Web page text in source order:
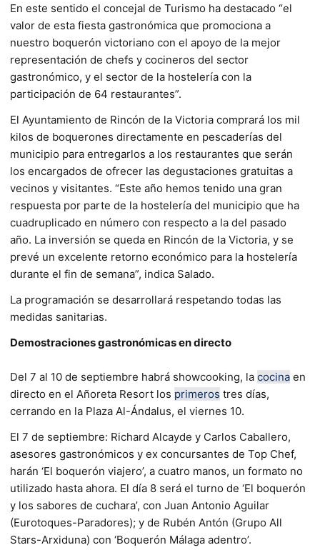
En este sentido el concejal de Turismo ha destacado “el
valor de esta fiesta gastronómica que promociona a
nuestro boquerón victoriano con el apoyo de la mejor
representación de chefs y cocineros del sector
gastronómico, y el sector de la hostelería con la
participación de 64 restaurantes”.
El Ayuntamiento de Rincón de la Victoria comprará los mil
kilos de boquerones directamente en pescaderías del
municipio para entregarlos a los restaurantes que serán
los encargados de ofrecer las degustaciones gratuitas a
vecinos y visitantes. “Este año hemos tenido una gran
respuesta por parte de la hostelería del municipio que ha
cuadruplicado en número con respecto a la del pasado
año. La inversión se queda en Rincón de la Victoria, y se
prevé un excelente retorno económico para la hostelería
durante el fin de semana”, indica Salado.
La programación se desarrollará respetando todas las
medidas sanitarias.
Demostraciones gastronómicas en directo
Del 7 al 10 de septiembre habrá showcooking, la cocina en
directo en el Añoreta Resort los primeros tres días,
cerrando en la Plaza Al-Ándalus, el viernes 10.
El 7 de septiembre: Richard Alcayde y Carlos Caballero,
asesores gastronómicos y ex concursantes de Top Chef,
harán ‘El boquerón viajero’, a cuatro manos, un formato no
utilizado hasta ahora. El día 8 será el turno de ‘El boquerón
y los sabores de cuchara’, con Juan Antonio Aguilar
(Eurotoques-Paradores); y de Rubén Antón (Grupo All
Stars-Arxiduna) con ‘Boquerón Málaga adentro’.